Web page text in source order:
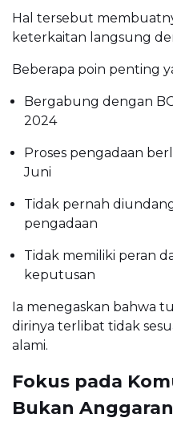
Hal tersebut
keterkaitan langsung
Beberapa poin penting
Bergabung dengan
2024
Proses pengadaan
Juni
Tidak pernah
pengadaan
Tidak memiliki peran
keputusan
Ia menegaskan bahwa
dirinya terlibat tidak
alami.
Fokus pada
Bukan Anggaran